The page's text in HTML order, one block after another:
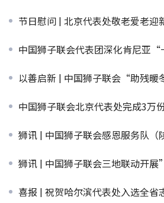
节日慰问 | 北京代表处敬老爱老迎
中国狮子联会代表团深化肯尼亚“一带一路”公益
以善启新 | 中国狮子联会“助残暖
中国狮子联会北京代表处完成3万
狮讯 | 中国狮子联会感恩服务队（陕西）创新助
狮讯 | 中国狮子联会三地联动开展”光明行”
喜报 | 祝贺哈尔滨代表处入选全省志愿